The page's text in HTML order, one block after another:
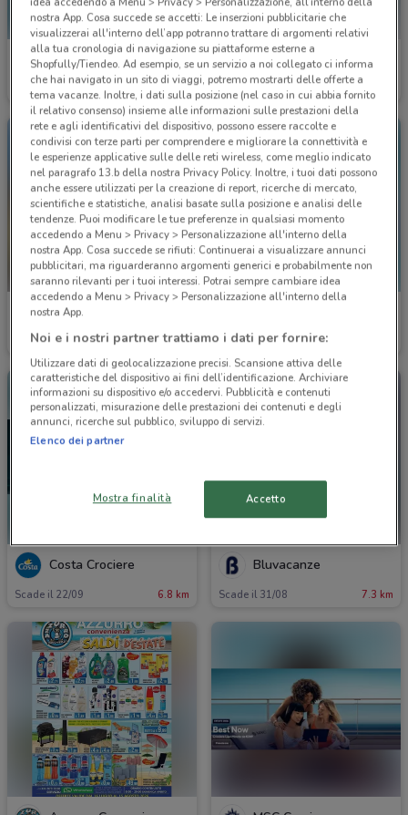
Carrefour Market
Scade il 31/08 5.5 km
Douglas
Scade il 22/09 5.6 km
Welcome Travel
Scade il 30/09 6.8 km Scade il 30/09
Costa Crociere
Scade il 22/09 6.8 km
Bluvacanze
Scade il 31/08 7.3 km
nostra App. Cosa succede se accetti: Le inserzioni pubblicitarie che
visualizzerai all'interno dell’app potranno trattare di argomenti relativi
alla tua cronologia di navigazione su piattaforme esterne a
Shopfully/Tiendeo. Ad esempio, se un servizio a noi collegato ci informa
che hai navigato in un sito di viaggi, potremo mostrarti delle offerte a
tema vacanze. Inoltre, i dati sulla posizione (nel caso in cui abbia fornito
il relativo consenso) insieme alle informazioni sulle prestazioni della
rete e agli identificativi del dispositivo, possono essere raccolte e
condivisi con terze parti per comprendere e migliorare la connettività e
le esperienze applicative sulle delle reti wireless, come meglio indicato
nel paragrafo 13.b della nostra Privacy Policy. Inoltre, i tuoi dati possono
anche essere utilizzati per la creazione di report, ricerche di mercato,
scientifiche e statistiche, analisi basate sulla posizione e analisi delle
tendenze. Puoi modificare le tue preferenze in qualsiasi momento
accedendo a Menu > Privacy > Personalizzazione all'interno della
nostra App. Cosa succede se rifiuti: Continuerai a visualizzare annunci
pubblicitari, ma riguarderanno argomenti generici e probabilmente non
saranno rilevanti per i tuoi interessi. Potrai sempre cambiare idea
accedendo a Menu > Privacy > Personalizzazione all'interno della
nostra App.
Noi e i nostri partner trattiamo i dati per fornire:
Utilizzare dati di geolocalizzazione precisi. Scansione attiva delle
caratteristiche del dispositivo ai fini dell’identificazione. Archiviare
informazioni su dispositivo e/o accedervi. Pubblicità e contenuti
personalizzati, misurazione delle prestazioni dei contenuti e degli
annunci, ricerche sul pubblico, sviluppo di servizi.
Elenco dei partner
Mostra finalità Accetto